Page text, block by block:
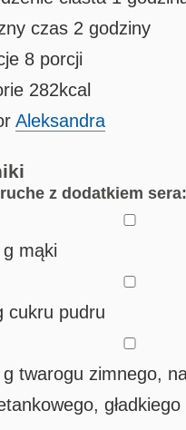
czas 2 godziny
godziny
8 porcji
282kcal
Aleksandra
z dodatkiem sera:
g mąki
cukru pudru
g twarogu zimnego,
gładkiego